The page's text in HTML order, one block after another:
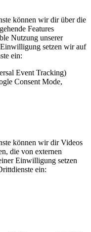
können wir dir über die
Features
Nutzung unserer
setzen wir auf
ein:
Event Tracking)
Consent Mode,
können wir dir Videos
die von externen
Einwilligung setzen
ein: